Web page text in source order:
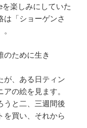
楽しみにしていた
は「ショーゲンさ
のために生き
が、ある日ティン
の絵を見ます。
うと二、三週間後
を買い、それから